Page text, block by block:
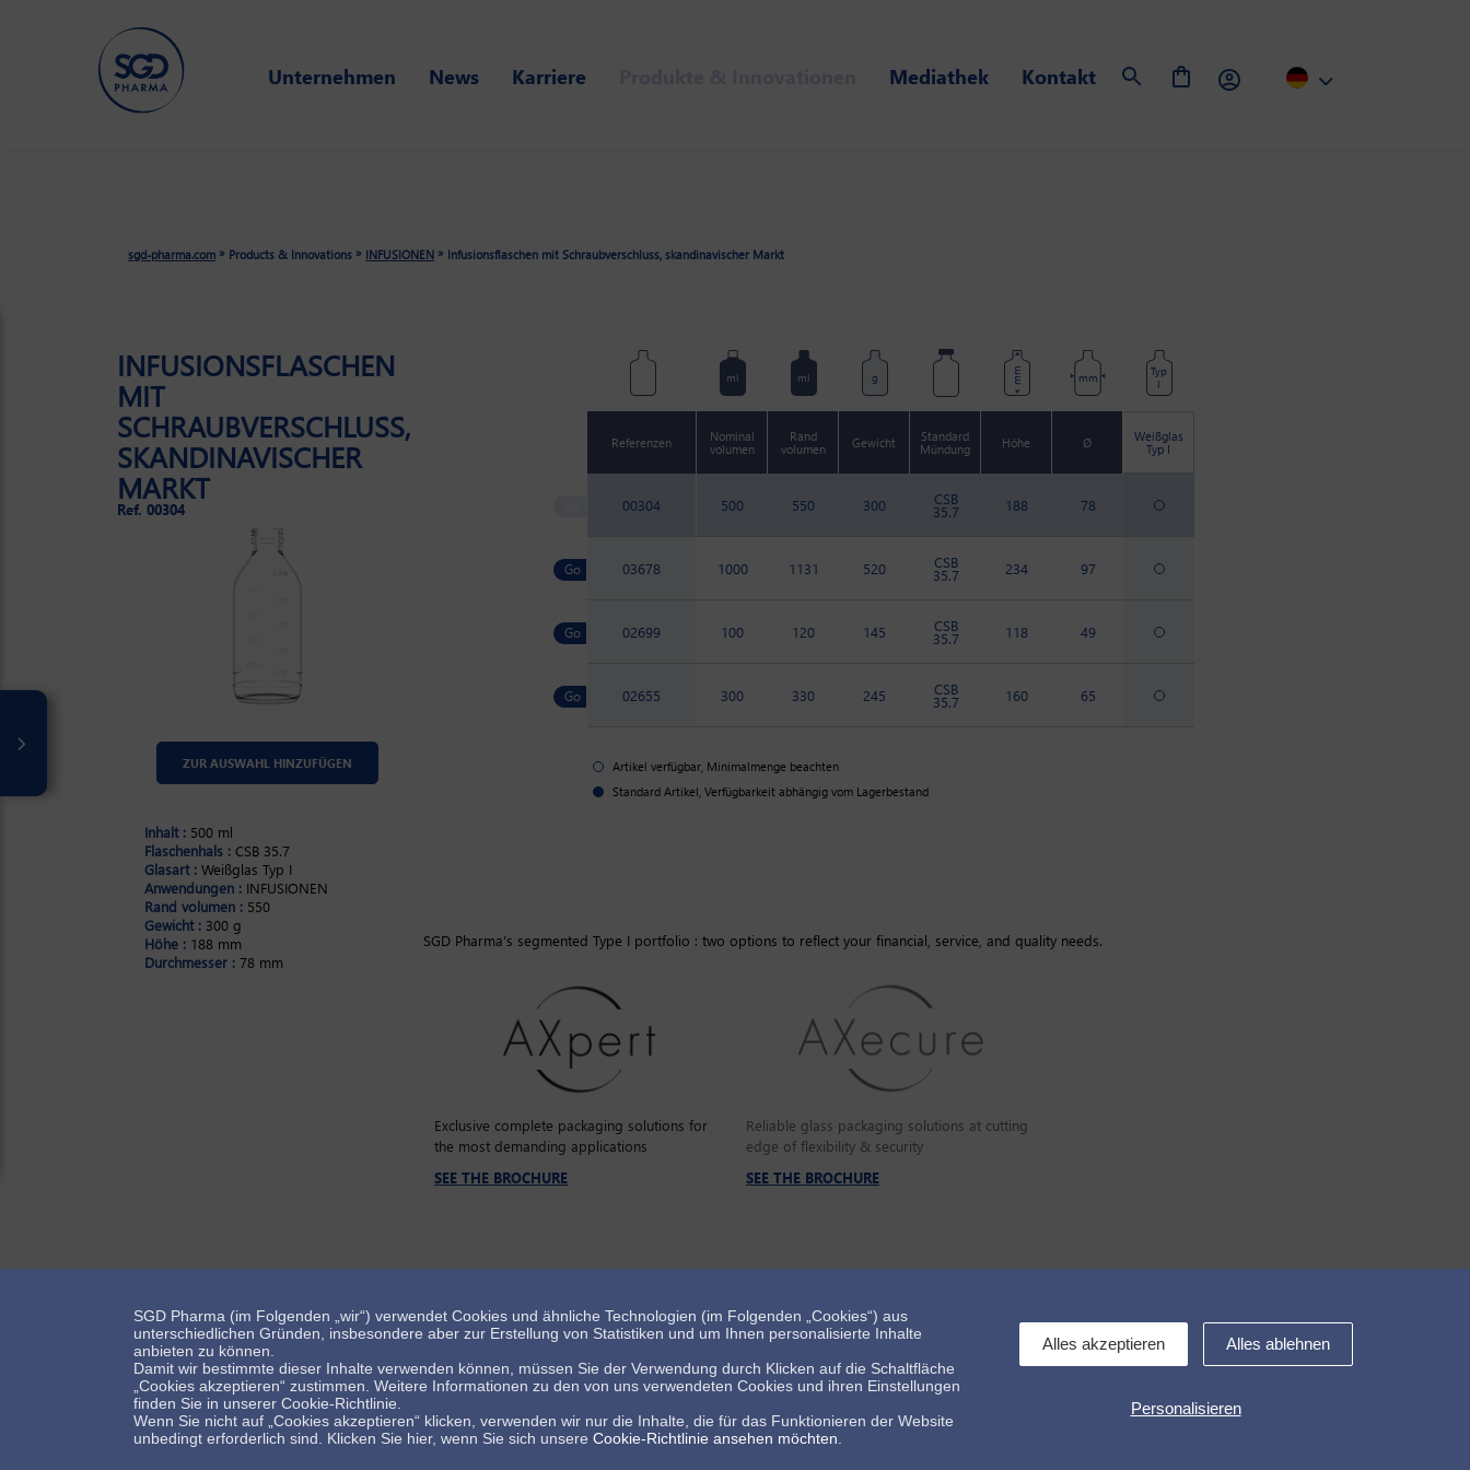
Unternehmen News Karriere Mediathek Kontakt
sgd-pharma.com » Products & Innovations » INFUSIONEN » Infusionsflaschen mit Schraubverschluss, skandinavischer Markt
INFUSIONSFLASCHEN
MIT
SCHRAUBVERSCHLUSS,
SKANDINAVISCHER
MARKT
Ref. 00304
ZUR AUSWAHL HINZUFÜGEN
Inhalt : 500 ml
Flaschenhals : CSB 35.7
Glasart : Weißglas Typ I
Anwendungen : INFUSIONEN
Rand volumen : 550
Gewicht : 300 g
Höhe : 188 mm
Durchmesser : 78 mm
ml ml g mm mm
Typ
I
Referenzen
Nominal
volumen
Rand
volumen
Gewicht
Standard
Mündung
Höhe Ø
Weißglas
Typ I
00304 500 550 300 CSB
35.7 188 78
03678 1000 1131 520 CSB
35.7 234 97
02699 100 120 145 CSB
35.7 118 49
02655 300 330 245 CSB
35.7 160 65
Artikel verfügbar, Minimalmenge beachten
Standard Artikel, Verfügbarkeit abhängig vom Lagerbestand
SGD Pharma’s segmented Type I portfolio : two options to reflect your financial, service, and quality needs.
Exclusive complete packaging solutions for
the most demanding applications
SEE THE BROCHURE
Reliable glass packaging solutions at cutting
edge of flexibility & security
SEE THE BROCHURE
Bleiben Sie mit uns in Kontakt! Kontakt
Kontakt Impressum Allg. Verkaufsbedingungen Datenschutzerklärung Whistleblowing
SGD Pharma (im Folgenden „wir“) verwendet Cookies und ähnliche Technologien (im Folgenden „Cookies“) aus
unterschiedlichen Gründen, insbesondere aber zur Erstellung von Statistiken und um Ihnen personalisierte Inhalte
anbieten zu können.
Damit wir bestimmte dieser Inhalte verwenden können, müssen Sie der Verwendung durch Klicken auf die Schaltfläche
„Cookies akzeptieren“ zustimmen. Weitere Informationen zu den von uns verwendeten Cookies und ihren Einstellungen
finden Sie in unserer Cookie-Richtlinie.
Wenn Sie nicht auf „Cookies akzeptieren“ klicken, verwenden wir nur die Inhalte, die für das Funktionieren der Website
unbedingt erforderlich sind. Klicken Sie hier, wenn Sie sich unsere Cookie-Richtlinie ansehen möchten
Alles akzeptieren Alles ablehnen
Personalisieren